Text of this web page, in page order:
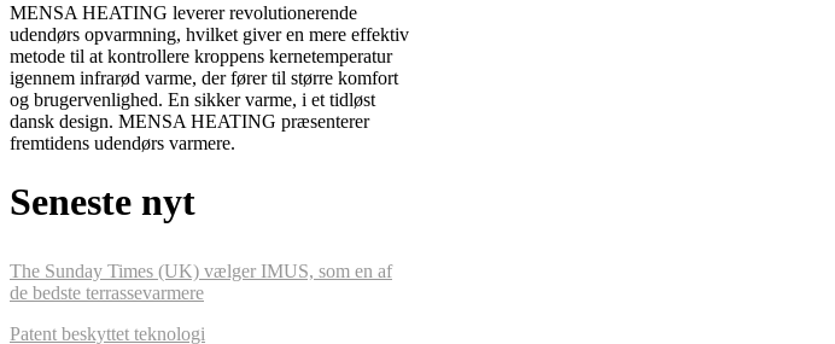
MENSA HEATING leverer revolutionerende
udendørs opvarmning, hvilket giver en mere effektiv
metode til at kontrollere kroppens kernetemperatur
igennem infrarød varme, der fører til større komfort
og brugervenlighed. En sikker varme, i et tidløst
dansk design. MENSA HEATING præsenterer
fremtidens udendørs varmere.
Seneste nyt
The Sunday Times (UK) vælger IMUS, som en af
de bedste terrassevarmere
Patent beskyttet teknologi